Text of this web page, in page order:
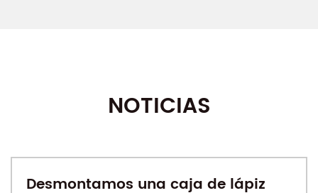
NOTICIAS
caja de lápiz
Cajas de